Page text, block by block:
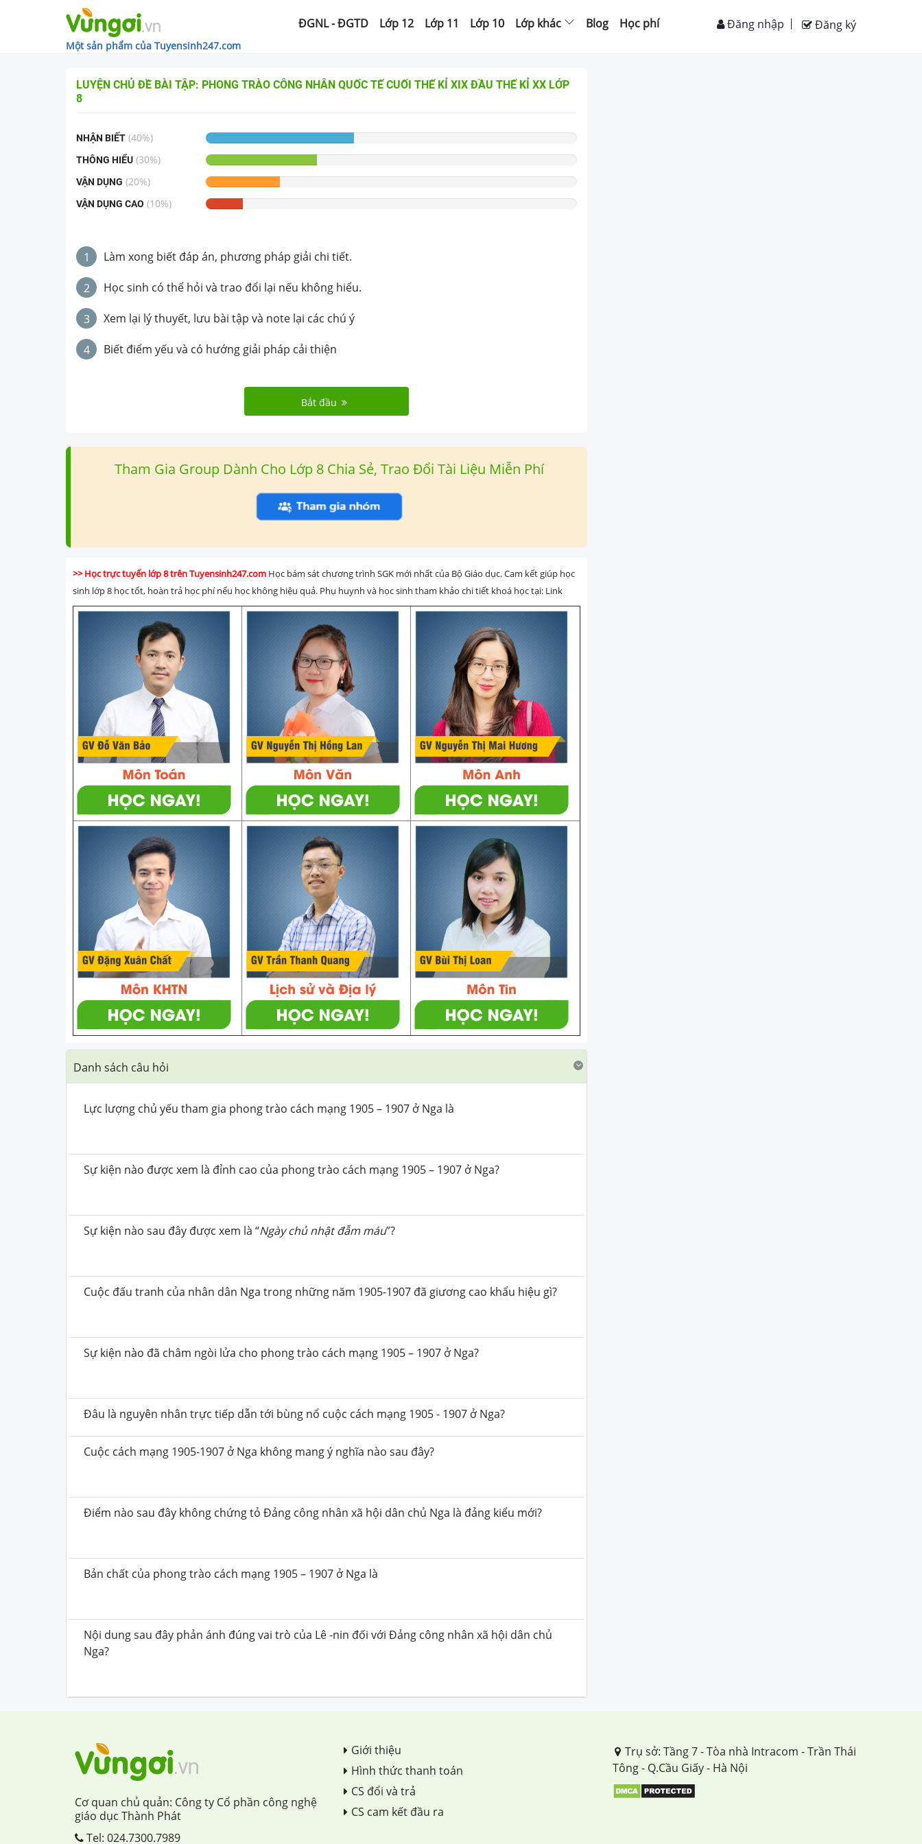
Một sản phẩm của Tuyensinh247.com
ĐGNL - ĐGTD Lớp 12 Lớp 11 Lớp 10 Lớp khác Blog Học phí Đăng ký
Đăng nhập
LUYỆN CHỦ ĐỀ BÀI TẬP: PHONG TRÀO CÔNG NHÂN QUỐC TẾ CUỐI THẾ KỈ XIX ĐẦU THẾ KỈ XX LỚP
8
NHẬN BIẾT (40%)
THÔNG HIỂU (30%)
VẬN DỤNG (20%)
VẬN DỤNG CAO (10%)
1 Làm xong biết đáp án, phương pháp giải chi tiết.
2 Học sinh có thể hỏi và trao đổi lại nếu không hiểu.
3 Xem lại lý thuyết, lưu bài tập và note lại các chú ý
4 Biết điểm yếu và có hướng giải pháp cải thiện
Bắt đầu
Tham Gia Group Dành Cho Lớp 8 Chia Sẻ, Trao Đổi Tài Liệu Miễn Phí
>> Học trực tuyến lớp 8 trên Tuyensinh247.com Học bám sát chương trình SGK mới nhất của Bộ Giáo dục. Cam kết giúp học
sinh lớp 8 học tốt, hoàn trả học phí nếu học không hiệu quả. Phụ huynh và học sinh tham khảo chi tiết khoá học tại: Link
Danh sách câu hỏi
Lực lượng chủ yếu tham gia phong trào cách mạng 1905 – 1907 ở Nga là
Sự kiện nào được xem là đỉnh cao của phong trào cách mạng 1905 – 1907 ở Nga?
Sự kiện nào sau đây được xem là “Ngày chủ nhật đẫm máu”?
Cuộc đấu tranh của nhân dân Nga trong những năm 1905-1907 đã giương cao khẩu hiệu gì?
Sự kiện nào đã châm ngòi lửa cho phong trào cách mạng 1905 – 1907 ở Nga?
Đâu là nguyên nhân trực tiếp dẫn tới bùng nổ cuộc cách mạng 1905 - 1907 ở Nga?
Cuộc cách mạng 1905-1907 ở Nga không mang ý nghĩa nào sau đây?
Điểm nào sau đây không chứng tỏ Đảng công nhân xã hội dân chủ Nga là đảng kiểu mới?
Bản chất của phong trào cách mạng 1905 – 1907 ở Nga là
Nội dung sau đây phản ánh đúng vai trò của Lê -nin đối với Đảng công nhân xã hội dân chủ
Nga?
Cơ quan chủ quản: Công ty Cổ phần công nghệ
giáo dục Thành Phát
Tel: 024.7300.7989
Giới thiệu
Hình thức thanh toán
CS đổi và trả
CS cam kết đầu ra
Trụ sở: Tầng 7 - Tòa nhà Intracom - Trần Thái
Tông - Q.Cầu Giấy - Hà Nội